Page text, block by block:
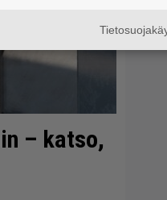
– katso,